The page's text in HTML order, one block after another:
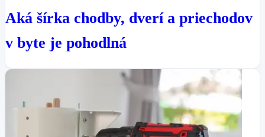
Aká šírka chodby, dverí a priechodov
v byte je pohodlná